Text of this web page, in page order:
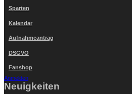
Sparten
Kalendar
Aufnahmeantrag
DSGVO
Fanshop
Anmelden
Neuigkeiten